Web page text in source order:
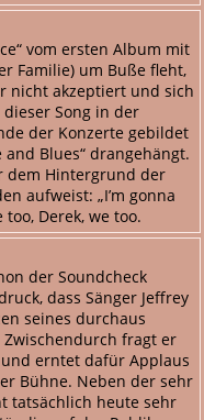
vom ersten Album mit
Familie) um Buße fleht,
nicht akzeptiert und sich
Song in der
der Konzerte gebildet
Blues“ drangehängt.
dem Hintergrund der
aufweist: „I’m gonna
Derek, we too.
der Soundcheck
dass Sänger Jeffrey
seines durchaus
fragt er
erntet dafür Applaus
Bühne. Neben der sehr
tatsächlich heute sehr